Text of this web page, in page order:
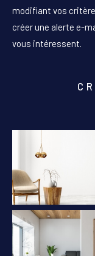
modifiant vos
créer une alerte e-
vous intéressent.
1 2
Localisation
PARKING